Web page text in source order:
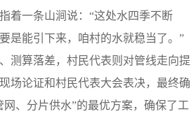
着一条山涧说：“这处水四季不断
是能引下来，咱村的水就稳当了。”
测算落差，村民代表则对管线走向提
场论证和村民代表大会表决，最终确
网、分片供水”的最优方案，确保了工